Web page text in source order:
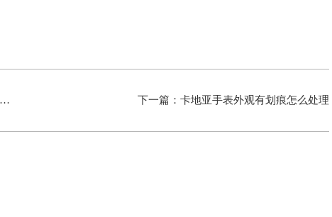
下一篇： 卡地亚手表外观有划痕怎么处理